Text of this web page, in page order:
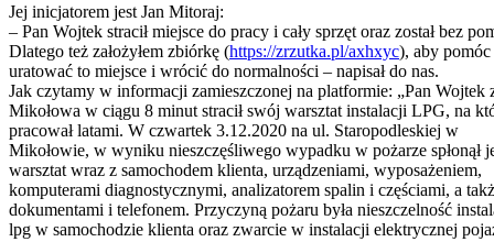
Jej inicjatorem jest Jan Mitoraj:
– Pan Wojtek stracił miejsce do pracy i cały sprzęt oraz został bez
Dlatego też założyłem zbiórkę (https://zrzutka.pl/axhxyc), aby
uratować to miejsce i wrócić do normalności – napisał do nas.
Jak czytamy w informacji zamieszczonej na platformie: „Pan Wojtek
Mikołowa w ciągu 8 minut stracił swój warsztat instalacji LPG, na
pracował latami. W czwartek 3.12.2020 na ul. Staropodleskiej w
Mikołowie, w wyniku nieszczęśliwego wypadku w pożarze spłonął
warsztat wraz z samochodem klienta, urządzeniami, wyposażeniem,
komputerami diagnostycznymi, analizatorem spalin i częściami, a
dokumentami i telefonem. Przyczyną pożaru była nieszczelność
lpg w samochodzie klienta oraz zwarcie w instalacji elektrycznej